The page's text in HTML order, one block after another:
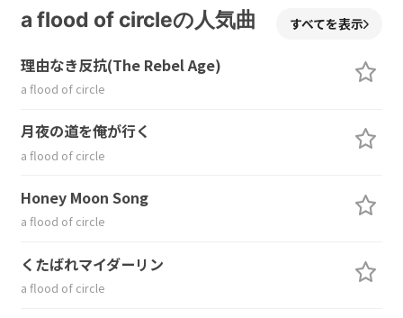
a flood of circleの人気曲 すべてを表示
理由なき反抗(The Rebel Age)
a flood of circle
月夜の道を俺が行く
a flood of circle
Honey Moon Song
a flood of circle
くたばれマイダーリン
a flood of circle